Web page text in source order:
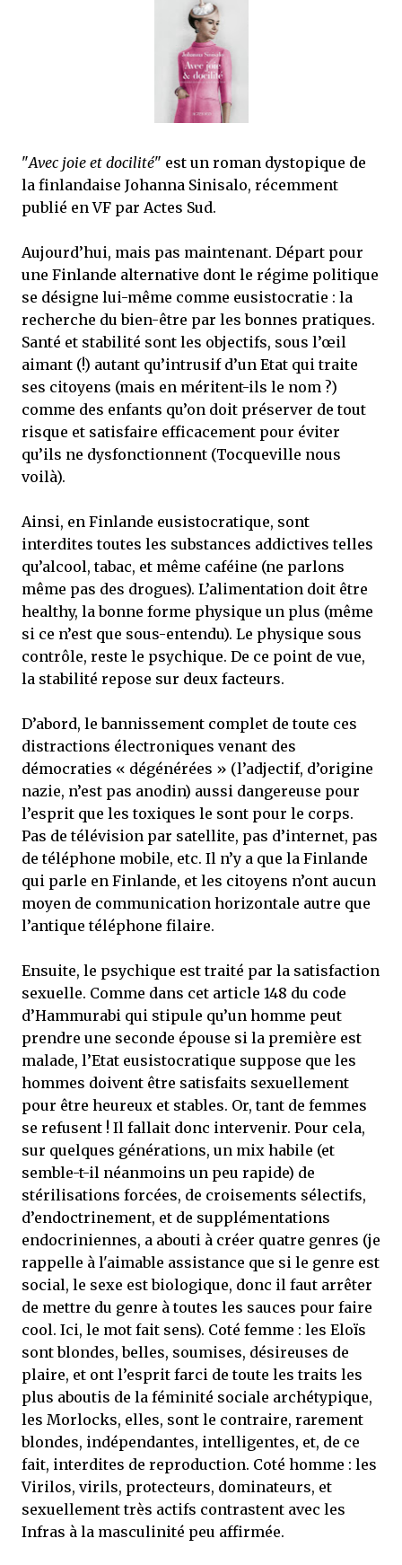
mettre sous tous les yeux. C'est cela...
"Avec joie et docilité" est un roman dystopique de
la finlandaise Johanna Sinisalo, récemment
publié en VF par Actes Sud.
Aujourd’hui, mais pas maintenant. Départ pour
une Finlande alternative dont le régime politique
se désigne lui-même comme eusistocratie : la
recherche du bien-être par les bonnes pratiques.
Santé et stabilité sont les objectifs, sous l’œil
aimant (!) autant qu’intrusif d’un Etat qui traite
ses citoyens (mais en méritent-ils le nom ?)
comme des enfants qu’on doit préserver de tout
risque et satisfaire efficacement pour éviter
qu’ils ne dysfonctionnent (Tocqueville nous
voilà).
Ainsi, en Finlande eusistocratique, sont
interdites toutes les substances addictives telles
qu’alcool, tabac, et même caféine (ne parlons
même pas des drogues). L’alimentation doit être
healthy, la bonne forme physique un plus (même
si ce n’est que sous-entendu). Le physique sous
contrôle, reste le psychique. De ce point de vue,
la stabilité repose sur deux facteurs.
D’abord, le bannissement complet de toute ces
distractions électroniques venant des
démocraties « dégénérées » (l’adjectif, d’origine
nazie, n’est pas anodin) aussi dangereuse pour
l’esprit que les toxiques le sont pour le corps.
Pas de télévision par satellite, pas d’internet, pas
de téléphone mobile, etc. Il n’y a que la Finlande
qui parle en Finlande, et les citoyens n’ont aucun
moyen de communication horizontale autre que
l’antique téléphone filaire.
Ensuite, le psychique est traité par la satisfaction
sexuelle. Comme dans cet article 148 du code
d’Hammurabi qui stipule qu’un homme peut
prendre une seconde épouse si la première est
malade, l’Etat eusistocratique suppose que les
hommes doivent être satisfaits sexuellement
pour être heureux et stables. Or, tant de femmes
se refusent ! Il fallait donc intervenir. Pour cela,
sur quelques générations, un mix habile (et
semble-t-il néanmoins un peu rapide) de
stérilisations forcées, de croisements sélectifs,
d’endoctrinement, et de supplémentations
endocriniennes, a abouti à créer quatre genres (je
rappelle à l'aimable assistance que si le genre est
social, le sexe est biologique, donc il faut arrêter
de mettre du genre à toutes les sauces pour faire
cool. Ici, le mot fait sens). Coté femme : les Eloïs
sont blondes, belles, soumises, désireuses de
plaire, et ont l’esprit farci de toute les traits les
plus aboutis de la féminité sociale archétypique,
les Morlocks, elles, sont le contraire, rarement
blondes, indépendantes, intelligentes, et, de ce
fait, interdites de reproduction. Coté homme : les
Virilos, virils, protecteurs, dominateurs, et
sexuellement très actifs contrastent avec les
Infras à la masculinité peu affirmée.